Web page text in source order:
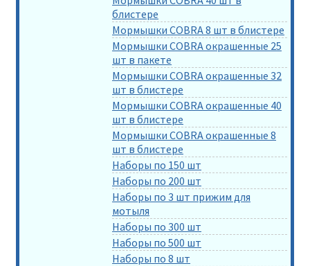
блистере
Мормышки COBRA 8 шт в блистере
Мормышки COBRA окрашенные 25
шт в пакете
Мормышки COBRA окрашенные 32
шт в блистере
Мормышки COBRA окрашенные 40
шт в блистере
Мормышки COBRA окрашенные 8
шт в блистере
Наборы по 150 шт
Наборы по 200 шт
Наборы по 3 шт прижим для
мотыля
Наборы по 300 шт
Наборы по 500 шт
Наборы по 8 шт